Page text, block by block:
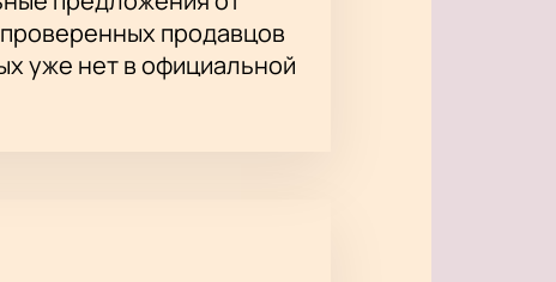
продавцов
уже нет в официальной